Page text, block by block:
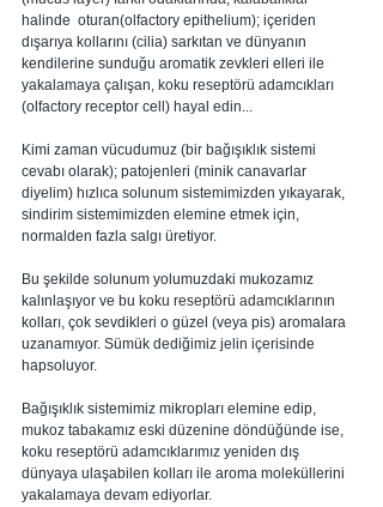
halinde  oturan(olfactory epithelium); içeriden
dışarıya kollarını (cilia) sarkıtan ve dünyanın
kendilerine sunduğu aromatik zevkleri elleri ile
yakalamaya çalışan, koku reseptörü adamcıkları
(olfactory receptor cell) hayal edin...
Kimi zaman vücudumuz (bir bağışıklık sistemi
cevabı olarak); patojenleri (minik canavarlar
diyelim) hızlıca solunum sistemimizden yıkayarak,
sindirim sistemimizden elemine etmek için,
normalden fazla salgı üretiyor.
Bu şekilde solunum yolumuzdaki mukozamız
kalınlaşıyor ve bu koku reseptörü adamcıklarının
kolları, çok sevdikleri o güzel (veya pis) aromalara
uzanamıyor. Sümük dediğimiz jelin içerisinde
hapsoluyor.
Bağışıklık sistemimiz mikropları elemine edip,
mukoz tabakamız eski düzenine döndüğünde ise,
koku reseptörü adamcıklarımız yeniden dış
dünyaya ulaşabilen kolları ile aroma moleküllerini
yakalamaya devam ediyorlar.